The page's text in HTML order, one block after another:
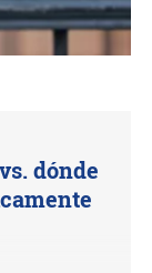
dónde